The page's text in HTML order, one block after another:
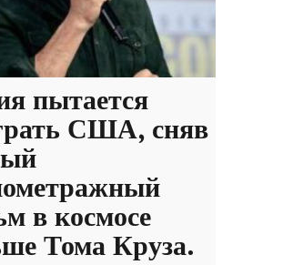
пытается
США, сняв
в космосе
Тома Круза.